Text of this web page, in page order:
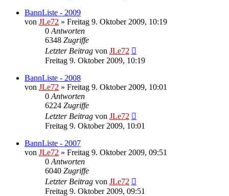
BannListe - 2009
von JLe72 » Freitag 9. Oktober 2009, 10:19
0 Antworten
6348 Zugriffe
Letzter Beitrag von JLe72
Freitag 9. Oktober 2009, 10:19
BannListe - 2008
von JLe72 » Freitag 9. Oktober 2009, 10:01
0 Antworten
6224 Zugriffe
Letzter Beitrag von JLe72
Freitag 9. Oktober 2009, 10:01
BannListe - 2007
von JLe72 » Freitag 9. Oktober 2009, 09:51
0 Antworten
6040 Zugriffe
Letzter Beitrag von JLe72
Freitag 9. Oktober 2009, 09:51